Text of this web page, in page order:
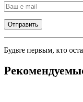
Будьте первым, кто